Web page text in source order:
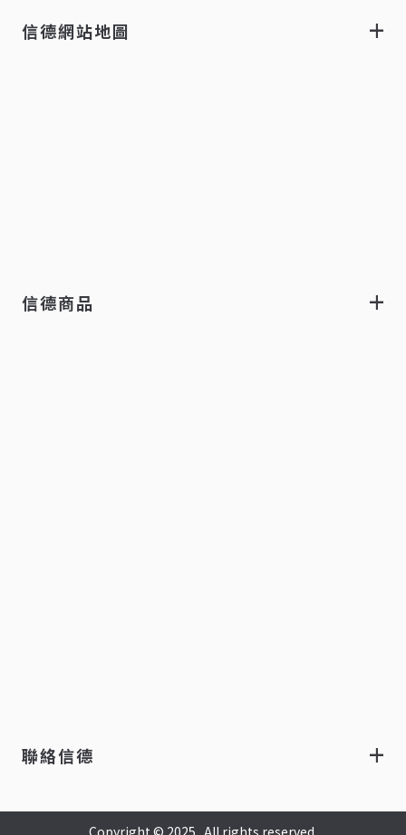
信德網站地圖
信德商品
聯絡信德
Copyright © 2025 . All rights reserved.